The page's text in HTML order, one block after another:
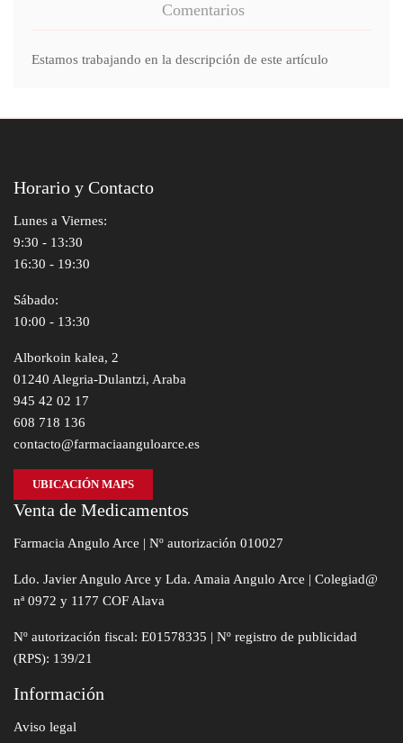
Comentarios
Estamos trabajando en la descripción de este artículo
Horario y Contacto
Lunes a Viernes:
9:30 - 13:30
16:30 - 19:30
Sábado:
10:00 - 13:30
Alborkoin kalea, 2
01240 Alegria-Dulantzi, Araba
945 42 02 17
608 718 136
contacto@farmaciaanguloarce.es
UBICACIÓN MAPS
Venta de Medicamentos
Farmacia Angulo Arce | Nº autorización 010027
Ldo. Javier Angulo Arce y Lda. Amaia Angulo Arce | Colegiad@
nª 0972 y 1177 COF Alava
Nº autorización fiscal: E01578335 | Nº registro de publicidad
(RPS): 139/21
Información
Aviso legal